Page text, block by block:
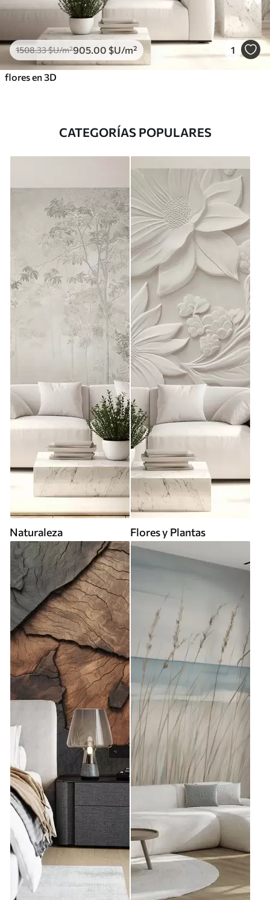
1508.33$U/m²905 .00 $U/m² 1
flores en 3D
CATEGORÍAS POPULARES
Naturaleza Flores y Plantas